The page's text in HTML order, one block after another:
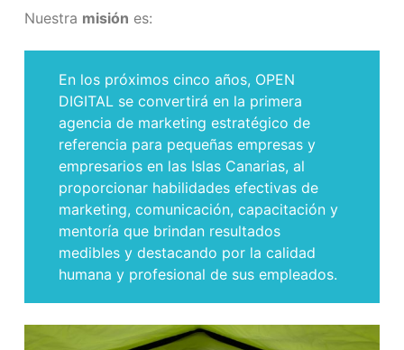
Nuestra misión es:
En los próximos cinco años, OPEN
DIGITAL se convertirá en la primera
agencia de marketing estratégico de
referencia para pequeñas empresas y
empresarios en las Islas Canarias, al
proporcionar habilidades efectivas de
marketing, comunicación, capacitación y
mentoría que brindan resultados
medibles y destacando por la calidad
humana y profesional de sus empleados.